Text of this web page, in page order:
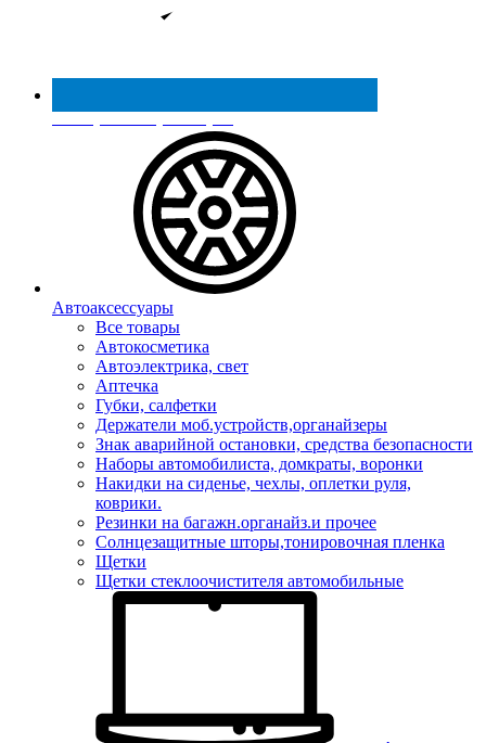
Реестр МинПромТорга
Автоаксессуары
Все товары
Автокосметика
Автоэлектрика, свет
Аптечка
Губки, салфетки
Держатели моб.устройств,органайзеры
Знак аварийной остановки, средства безопасности
Наборы автомобилиста, домкраты, воронки
Накидки на сиденье, чехлы, оплетки руля,
коврики.
Резинки на багажн.органайз.и прочее
Солнцезащитные шторы,тонировочная пленка
Щетки
Щетки стеклоочистителя автомобильные